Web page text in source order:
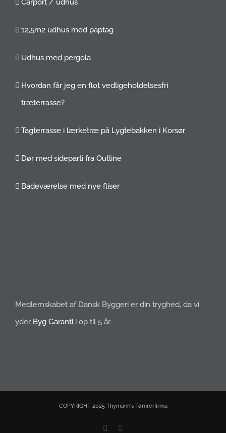
Carport / udhus
12,5m2 udhus med paptag
Udhus med pergola
Hvordan får jeg en flot vedligeholdelsesfri
træterrasse?
Tagterrasse i lærketræ på Lygtebakken i Korsør
Dør med sideparti fra Outline
Badeværelse med nye fliser
Medlemskabet af Dansk Byggeri er din tryghed, da vi
yder Byg Garanti i op til 5 år.
COPYRIGHT 2025 Thymann's Tømrerfirma
Facebook